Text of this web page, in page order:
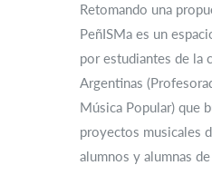
Retomando una
PeñISMa es un
por estudiantes de la
Argentinas
Música Popular) que
proyectos musicales
alumnos y alumnas